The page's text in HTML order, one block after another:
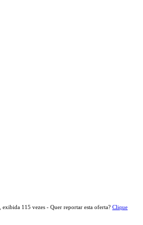
, exibida 115 vezes - Quer reportar esta oferta? Clique